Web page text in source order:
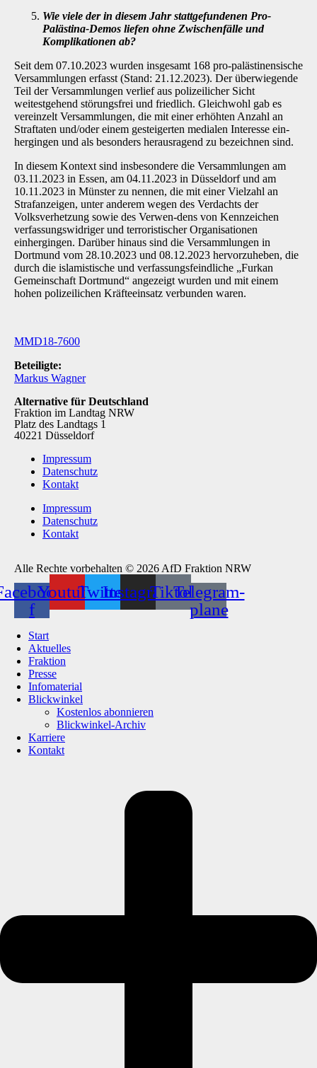
Wie viele der in diesem Jahr stattgefundenen Pro-
Palästina-Demos liefen ohne Zwischenfälle und
Komplikationen ab?
Seit dem 07.10.2023 wurden insgesamt 168 pro-palästinensische
Versammlungen erfasst (Stand: 21.12.2023). Der überwiegende
Teil der Versammlungen verlief aus polizeilicher Sicht
weitestgehend störungsfrei und friedlich. Gleichwohl gab es
vereinzelt Versammlungen, die mit einer erhöhten Anzahl an
Straftaten und/oder einem gesteigerten medialen Interesse ein­
hergingen und als besonders herausragend zu bezeichnen sind.
In diesem Kontext sind insbesondere die Versammlungen am
03.11.2023 in Essen, am 04.11.2023 in Düsseldorf und am
10.11.2023 in Münster zu nennen, die mit einer Vielzahl an
Strafanzeigen, unter anderem wegen des Verdachts der
Volksverhetzung sowie des Verwen-dens von Kennzeichen
verfassungswidriger und terroristischer Organisationen
einhergingen. Darüber hinaus sind die Versammlungen in
Dortmund vom 28.10.2023 und 08.12.2023 her­vorzuheben, die
durch die islamistische und verfassungsfeindliche „Furkan
Gemeinschaft Dortmund“ angezeigt wurden und mit einem
hohen polizeilichen Kräfteeinsatz verbunden wa­ren.
MMD18-7600
Beteiligte:
Markus Wagner
Alternative für Deutschland
Fraktion im Landtag NRW
Platz des Landtags 1
40221 Düsseldorf
Impressum
Datenschutz
Kontakt
Impressum
Datenschutz
Kontakt
Alle Rechte vorbehalten © 2026 AfD Fraktion NRW
f
YoutubeTwitterInstagramTiktokTelegram-
plane
Start
Aktuelles
Fraktion
Presse
Infomaterial
Blickwinkel
Kostenlos abonnieren
Blickwinkel-Archiv
Karriere
Kontakt